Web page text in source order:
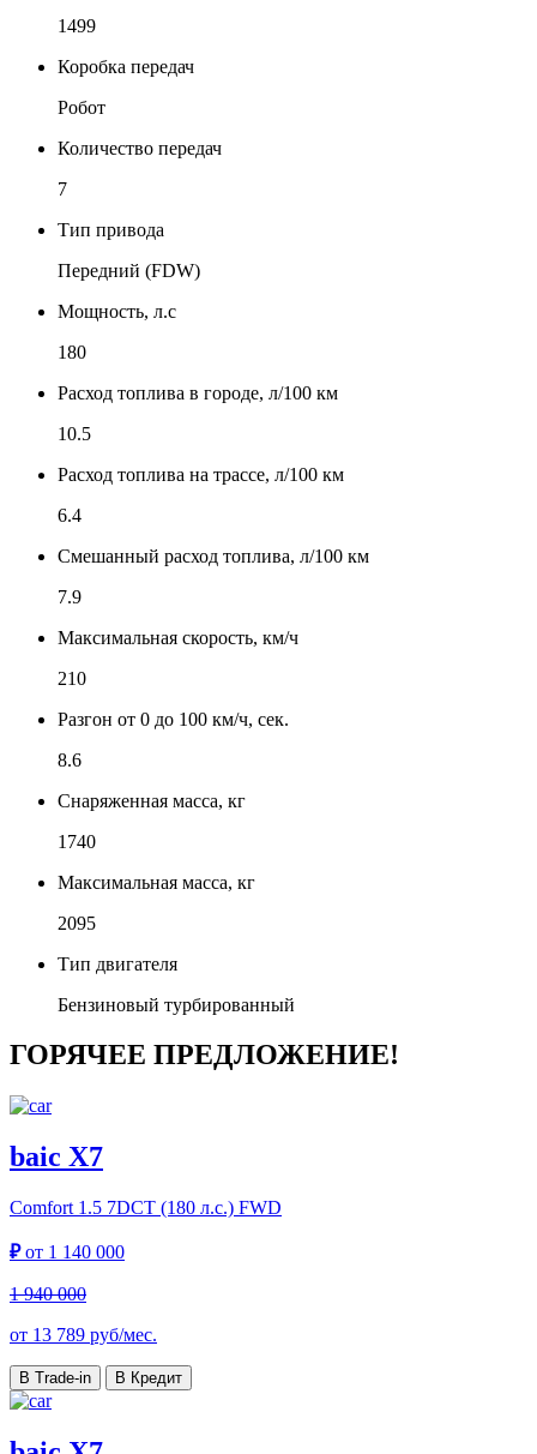
1499
Коробка передач
Робот
Количество передач
7
Тип привода
Передний (FDW)
Мощность, л.с
180
Расход топлива в городе, л/100 км
10.5
Расход топлива на трассе, л/100 км
6.4
Смешанный расход топлива, л/100 км
7.9
Максимальная скорость, км/ч
210
Разгон от 0 до 100 км/ч, сек.
8.6
Снаряженная масса, кг
1740
Максимальная масса, кг
2095
Тип двигателя
Бензиновый турбированный
ГОРЯЧЕЕ ПРЕДЛОЖЕНИЕ!
baic X7
Comfort 1.5 7DCT (180 л.с.) FWD
₽от 1 140 000
1 940 000
от 13 789 руб/мес.
В Trade-in В Кредит